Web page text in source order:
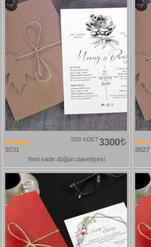
9231
3300
500 ADET
Yeni sade düğün davetiyesi
8827